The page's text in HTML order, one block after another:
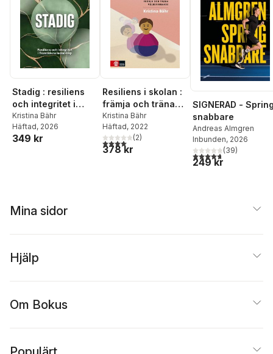
Stadig : resiliens
och integritet i
framtidens
ledarskap
Kristina Bähr
Häftad, 2026
349 kr
Resiliens i skolan :
främja och träna
välbefinnande
Kristina Bähr
Häftad, 2022
4,0utav 5 stjärnor. Totalt antal röster:
(2)
378 kr
SIGNERAD -
snabbare
Andreas Almgren
Inbunden, 2026
4,7utav 5 stjärnor.
(39)
249 kr
Mina sidor
Hjälp
Om Bokus